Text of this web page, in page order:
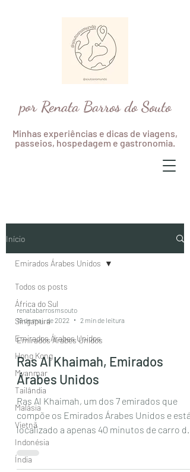
por Renata Barros do Souto
Minhas experiências e dicas de viagens,
passeios, hospedagem e gastronomia.
Início
Todos os posts
África do Sul
Singapura
Emirados Árabes Unidos
Hong Kong
Myanmar
Tailândia
Malásia
Vietnã
Indonésia
Índia
Emirados Árabes Unidos
renatabarrosmsouto
18 de mai. de 2022
2 min de leitura
Emirados Árabes Unidos
Ras Al Khaimah, Emirados
Árabes Unidos
Ras Al Khaimah, um dos 7 emirados que
compõe os Emirados Árabes Unidos e está
localizado a apenas 40 minutos de carro do
Aeroporto...